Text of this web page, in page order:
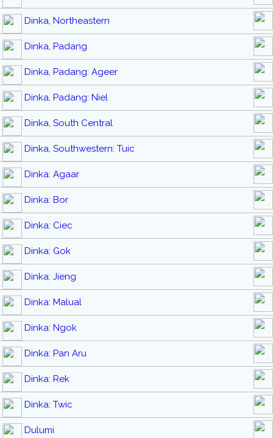
Dinka, Northeastern
Dinka, Padang
Dinka, Padang: Ageer
Dinka, Padang: Niel
Dinka, South Central
Dinka, Southwestern: Tuic
Dinka: Agaar
Dinka: Bor
Dinka: Ciec
Dinka: Gok
Dinka: Jieng
Dinka: Malual
Dinka: Ngok
Dinka: Pan Aru
Dinka: Rek
Dinka: Twic
Dulumi